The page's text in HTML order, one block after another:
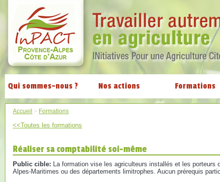
Qui sommes-nous ? Nos actions Formations
Accueil > Formations
<<Toutes les formations
Réaliser sa comptabilité soi-même
Public cible: La formation vise les agriculteurs installés et les porteurs
Alpes-Maritimes ou des départements limitrophes. Aucun prérequis